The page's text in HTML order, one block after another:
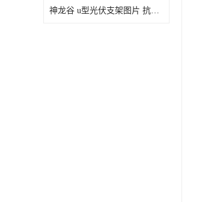
神龙谷 u型光伏支架图片 抗紫外线